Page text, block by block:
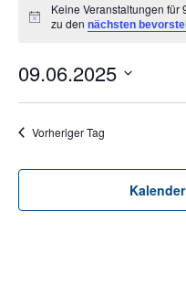
Hinweis
Keine Veranstaltungen für
zu den nächsten
09.06.2025
wählen.
Vorheriger Tag